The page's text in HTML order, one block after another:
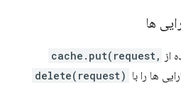
cache.put(request,
را با delete(request)